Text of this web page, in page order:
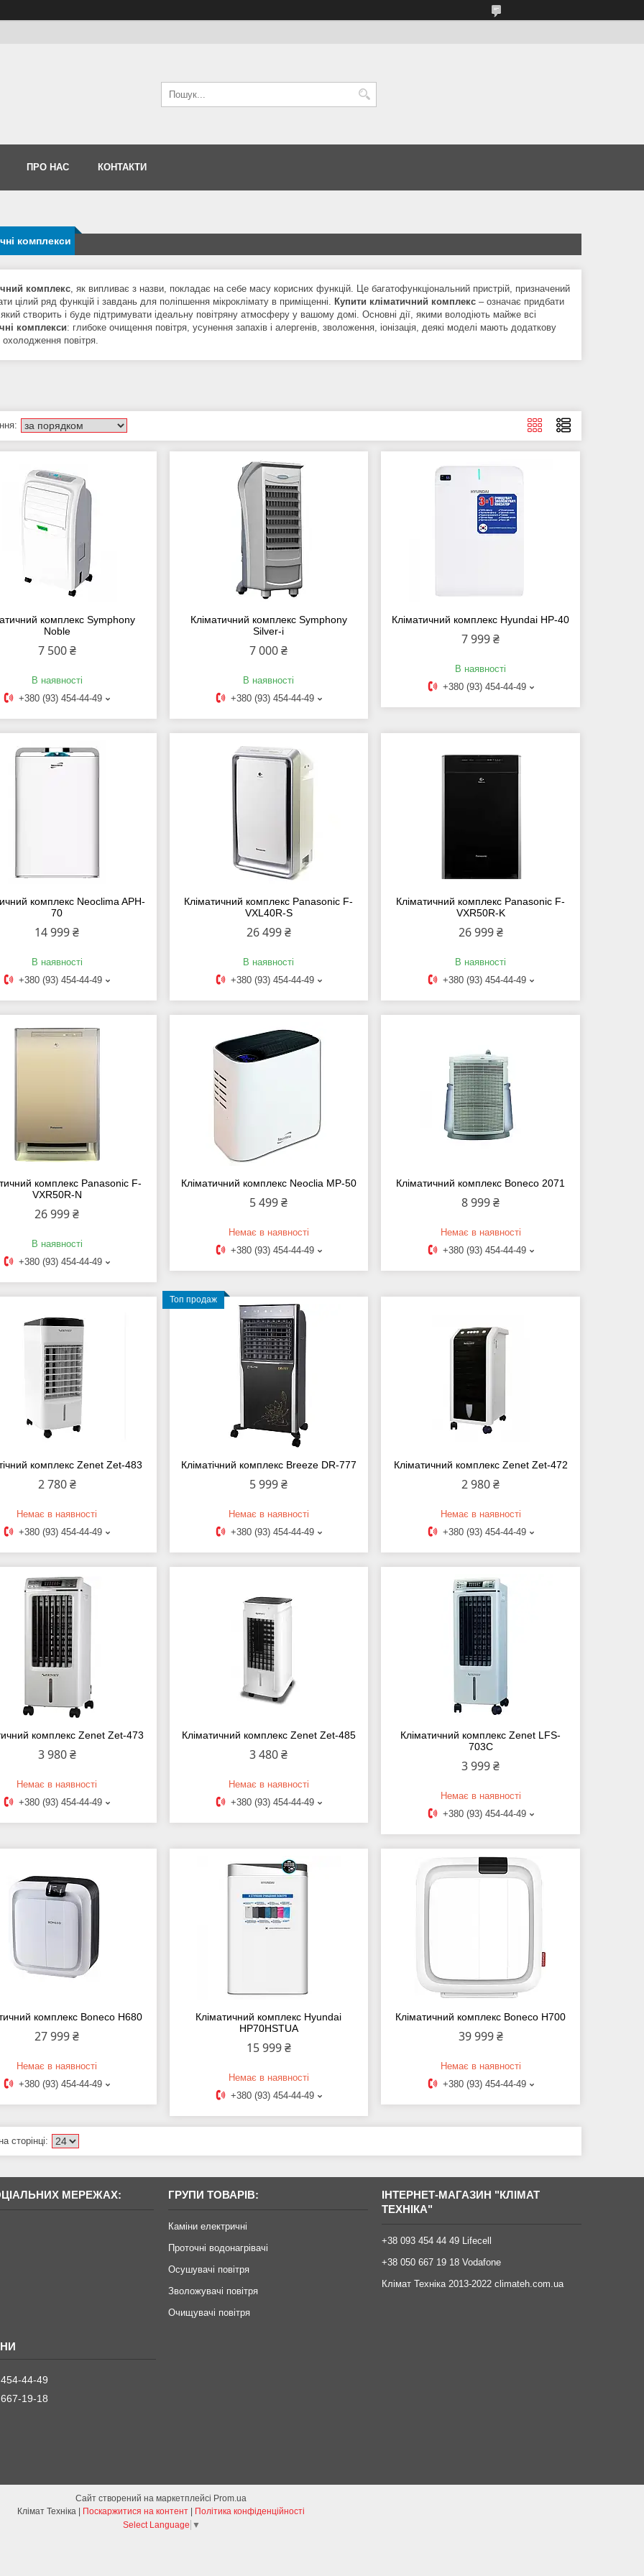
ПРО НАС КОНТАКТИ
комплекси
комплекс, як випливає з назви, покладає на себе масу корисних функцій. Це багатофункціональний пристрій, призначений
цілий ряд функцій і завдань для поліпшення мікроклімату в приміщенні. Купити кліматичний комплекс – означає придбати
створить і буде підтримувати ідеальну повітряну атмосферу у вашому домі. Основні дії, якими володіють майже всі
комплекси: глибоке очищення повітря, усунення запахів і алергенів, зволоження, іонізація, деякі моделі мають додаткову
повітря.
комплекс Symphony
Noble
7 500 ₴
В наявності
+380 (93) 454-44-49
Кліматичний комплекс Symphony
Silver-i
7 000 ₴
В наявності
+380 (93) 454-44-49
Кліматичний комплекс Hyundai HP-40
7 999 ₴
В наявності
+380 (93) 454-44-49
комплекс Neoclima APH-
70
14 999 ₴
В наявності
+380 (93) 454-44-49
Кліматичний комплекс Panasonic F-
VXL40R-S
26 499 ₴
В наявності
+380 (93) 454-44-49
Кліматичний комплекс Panasonic F-
VXR50R-K
26 999 ₴
В наявності
+380 (93) 454-44-49
комплекс Panasonic F-
VXR50R-N
26 999 ₴
В наявності
+380 (93) 454-44-49
Кліматичний комплекс Neoclia MP-50
5 499 ₴
Немає в наявності
+380 (93) 454-44-49
Кліматичний комплекс Boneco 2071
8 999 ₴
Немає в наявності
+380 (93) 454-44-49
комплекс Zenet Zet-483
2 780 ₴
Немає в наявності
+380 (93) 454-44-49
Топ продаж
Кліматічний комплекс Breeze DR-777
5 999 ₴
Немає в наявності
+380 (93) 454-44-49
Кліматичний комплекс Zenet Zet-472
2 980 ₴
Немає в наявності
+380 (93) 454-44-49
комплекс Zenet Zet-473
3 980 ₴
Немає в наявності
+380 (93) 454-44-49
Кліматичний комплекс Zenet Zet-485
3 480 ₴
Немає в наявності
+380 (93) 454-44-49
Кліматичний комплекс Zenet LFS-
703C
3 999 ₴
Немає в наявності
+380 (93) 454-44-49
комплекс Boneco H680
27 999 ₴
Немає в наявності
+380 (93) 454-44-49
Кліматичний комплекс Hyundai
HP70HSTUA
15 999 ₴
Немає в наявності
+380 (93) 454-44-49
Кліматичний комплекс Boneco H700
39 999 ₴
Немає в наявності
+380 (93) 454-44-49
МЕРЕЖАХ: ГРУПИ ТОВАРІВ:
Каміни електричні
Проточні водонагрівачі
Осушувачі повітря
Зволожувачі повітря
Очищувачі повітря
ІНТЕРНЕТ-МАГАЗИН "КЛІМАТ
ТЕХНІКА"
+38 093 454 44 49 Lifecell
+38 050 667 19 18 Vodafone
Клімат Техніка 2013-2022 climateh.com.ua
44-49
19-18
Сайт створений на маркетплейсі Prom.ua
Поскаржитися на контент
Політика конфіденційності
Select Language ▼